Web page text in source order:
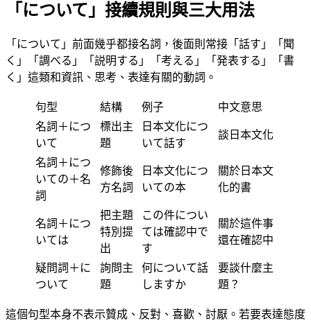
「について」接續規則與三大用法
「について」前面幾乎都接名詞，後面則常接「話す」「聞
く」「調べる」「説明する」「考える」「発表する」「書
く」這類和資訊、思考、表達有關的動詞。
句型 結構 例子
中文意思
名詞＋につ
いて
標出主
題
日本文化につ
いて話す
談日本文化
名詞＋につ
いての＋名
詞
修飾後
方名詞
日本文化につ
いての本
關於日本文
化的書
名詞＋につ
いては
把主題
特別提
出
この件につい
ては確認中で
す
關於這件事
還在確認中
疑問詞＋に
ついて
詢問主
題
何について話
しますか
要談什麼主
題？
這個句型本身不表示贊成、反對、喜歡、討厭。若要表達態度